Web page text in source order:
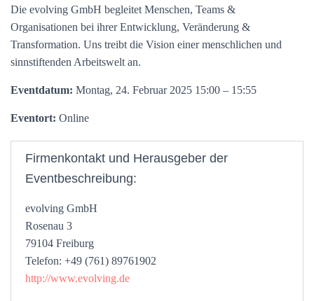
Die evolving GmbH begleitet Menschen, Teams &
Organisationen bei ihrer Entwicklung, Veränderung &
Transformation. Uns treibt die Vision einer menschlichen und
sinnstiftenden Arbeitswelt an.
Eventdatum: Montag, 24. Februar 2025 15:00 – 15:55
Eventort: Online
Firmenkontakt und Herausgeber der
Eventbeschreibung:
evolving GmbH
Rosenau 3
79104 Freiburg
Telefon: +49 (761) 89761902
http://www.evolving.de